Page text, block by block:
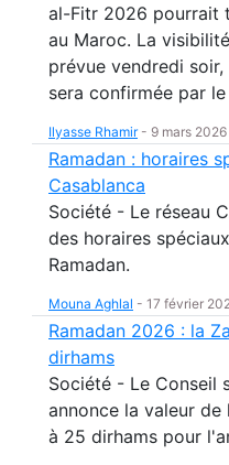
al-Fitr 2026 pourrait
au Maroc. La
prévue vendredi
sera confirmée par
Ilyasse Rhamir- 9 mars 2026
Ramadan : horaires
Casablanca
Société - Le réseau
des horaires
Ramadan.
Mouna Aghlal - 17 février
Ramadan 2026 : la
dirhams
Société - Le Conseil
annonce la valeur
à 25 dirhams pour